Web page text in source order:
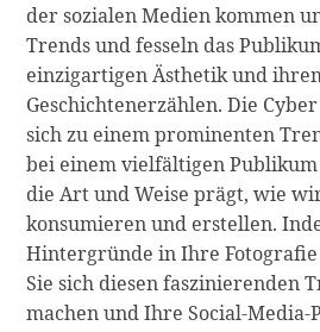
der sozialen Medien kommen
Trends und fesseln das
einzigartigen Ästhetik und
Geschichtenerzählen. Die
sich zu einem prominenten
bei einem vielfältigen
die Art und Weise prägt, wie
konsumieren und erstellen.
Hintergründe in Ihre
Sie sich diesen faszinierenden
machen und Ihre Social-Media-